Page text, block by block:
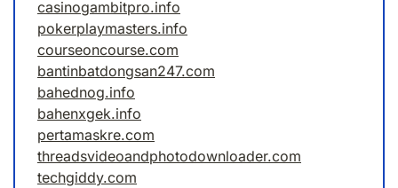
casinogambitpro.info
pokerplaymasters.info
courseoncourse.com
bantinbatdongsan247.com
bahednog.info
bahenxgek.info
pertamaskre.com
threadsvideoandphotodownloader.com
techgiddy.com